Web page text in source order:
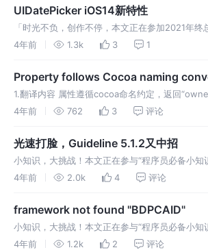
UIDatePicker iOS14新特性
「时光不负，创作不停，本文正在参加2021年终
UIDatePicker iOS 13.4 问题 可以看到上面的时
4年前 1.3k 3 1
Property follows Cocoa naming
returning 'owned' objects
1.翻译内容 属性遵循cocoa命名约定，返回
property的命名使用了cocoa的命名约定，也就
4年前 762 3 评论
光速打脸，Guideline 5.1.2又中招
小知识，大挑战！本文正在参与“程序员必备小知
参与 「掘力星计划」 ，赢取创作大礼包，挑战创
4年前 2.0k 4 评论
framework not found "BDPCAID"
小知识，大挑战！本文正在参与“程序员必备小知
动统计文档
4年前 1.2k 2 评论